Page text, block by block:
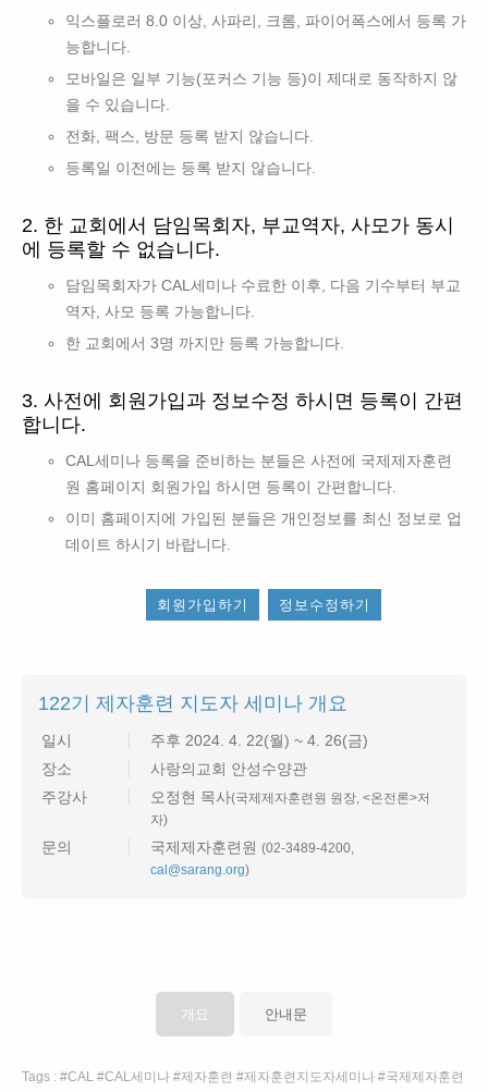
익스플로러 8.0 이상, 사파리, 크롬, 파이어폭스에서 등록 가
능합니다.
모바일은 일부 기능(포커스 기능 등)이 제대로 동작하지 않
을 수 있습니다.
전화, 팩스, 방문 등록 받지 않습니다.
등록일 이전에는 등록 받지 않습니다.
2. 한 교회에서 담임목회자, 부교역자, 사모가 동시
에 등록할 수 없습니다.
담임목회자가 CAL세미나 수료한 이후, 다음 기수부터 부교
역자, 사모 등록 가능합니다.
한 교회에서 3명 까지만 등록 가능합니다.
3. 사전에 회원가입과 정보수정 하시면 등록이 간편
합니다.
CAL세미나 등록을 준비하는 분들은 사전에 국제제자훈련
원 홈페이지 회원가입 하시면 등록이 간편합니다.
이미 홈페이지에 가입된 분들은 개인정보를 최신 정보로 업
데이트 하시기 바랍니다.
회원가입하기 정보수정하기
122기 제자훈련 지도자 세미나 개요
일시
주후 2024. 4. 22(월) ~ 4. 26(금)
장소
사랑의교회 안성수양관
주강사
오정현 목사(국제제자훈련원 원장, <온전론>저
자)
문의 국제제자훈련원 (02-3489-4200,
cal@sarang.org)
개요 안내문
Tags : CAL CAL세미나 제자훈련 제자훈련지도자세미나 국제제자훈련